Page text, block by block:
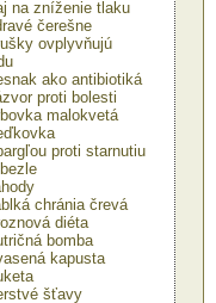
na zníženie tlaku
čerešne
ovplyvňujú
ako antibiotiká
proti bolesti
malokvetá
proti starnutiu
chránia črevá
diéta
bomba
kapusta
šťavy